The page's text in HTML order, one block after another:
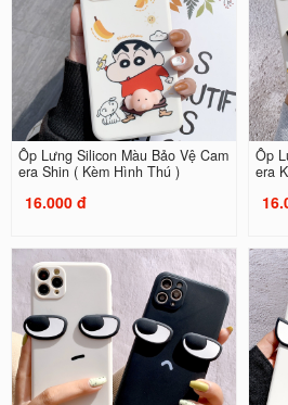
Ốp Lưng Silicon Màu Bảo Vệ Cam
era Shin ( Kèm Hình Thú )
16.000 đ
Ốp
era